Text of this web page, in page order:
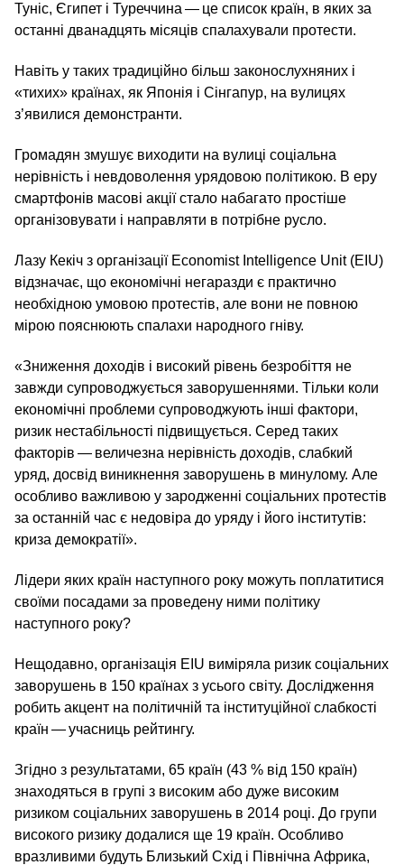
Туніс, Єгипет і Туреччина — це список країн, в яких за
останні дванадцять місяців спалахували протести.
Навіть у таких традиційно більш законослухняних і
«тихих» країнах, як Японія і Сінгапур, на вулицях
з’явилися демонстранти.
Громадян змушує виходити на вулиці соціальна
нерівність і невдоволення урядовою політикою. В еру
смартфонів масові акції стало набагато простіше
організовувати і направляти в потрібне русло.
Лазу Кекіч з організації Economist Intelligence Unit (EIU)
відзначає, що економічні негаразди є практично
необхідною умовою протестів, але вони не повною
мірою пояснюють спалахи народного гніву.
«Зниження доходів і високий рівень безробіття не
завжди супроводжується заворушеннями. Тільки коли
економічні проблеми супроводжують інші фактори,
ризик нестабільності підвищується. Серед таких
факторів — величезна нерівність доходів, слабкий
уряд, досвід виникнення заворушень в минулому. Але
особливо важливою у зародженні соціальних протестів
за останній час є недовіра до уряду і його інститутів:
криза демократії».
Лідери яких країн наступного року можуть поплатитися
своїми посадами за проведену ними політику
наступного року?
Нещодавно, організація EIU виміряла ризик соціальних
заворушень в 150 країнах з усього світу. Дослідження
робить акцент на політичній та інституційної слабкості
країн — учасниць рейтингу.
Згідно з результатами, 65 країн (43 % від 150 країн)
знаходяться в групі з високим або дуже високим
ризиком соціальних заворушень в 2014 році. До групи
високого ризику додалися ще 19 країн. Особливо
вразливими будуть Близький Схід і Північна Африка,